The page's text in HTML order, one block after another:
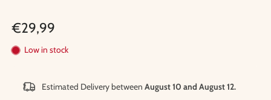
€29,99
Low in stock
Estimated Delivery between August 10 and August 12.